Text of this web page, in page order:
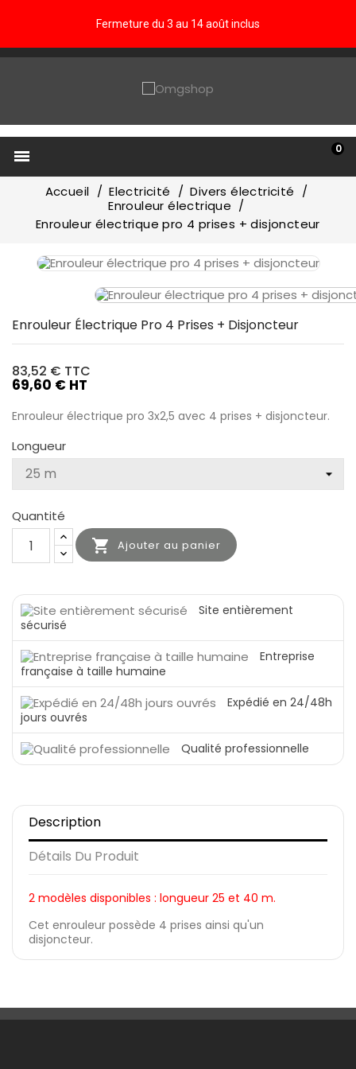
Fermeture du 3 au 14 août inclus
 0
Accueil Electricité
Divers électricité
Enrouleur électrique
Enrouleur électrique pro 4 prises + disjoncteur
Enrouleur Électrique Pro 4 Prises + Disjoncteur
83,52 € TTC
69,60 € HT
Enrouleur électrique pro 3x2,5 avec 4 prises + disjoncteur.
Longueur
Quantité
 Ajouter au panier
Site entièrement
sécurisé
Entreprise
française à taille humaine
Expédié en 24/48h
jours ouvrés
Qualité professionnelle
Description
Détails Du Produit
2 modèles disponibles : longueur 25 et 40 m.
Cet enrouleur possède 4 prises ainsi qu'un
disjoncteur.